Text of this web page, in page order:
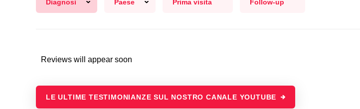
Diagnosi Paese Prima visita Follow-up
Reviews will appear soon
LE ULTIME TESTIMONIANZE SUL NOSTRO CANALE YOUTUBE